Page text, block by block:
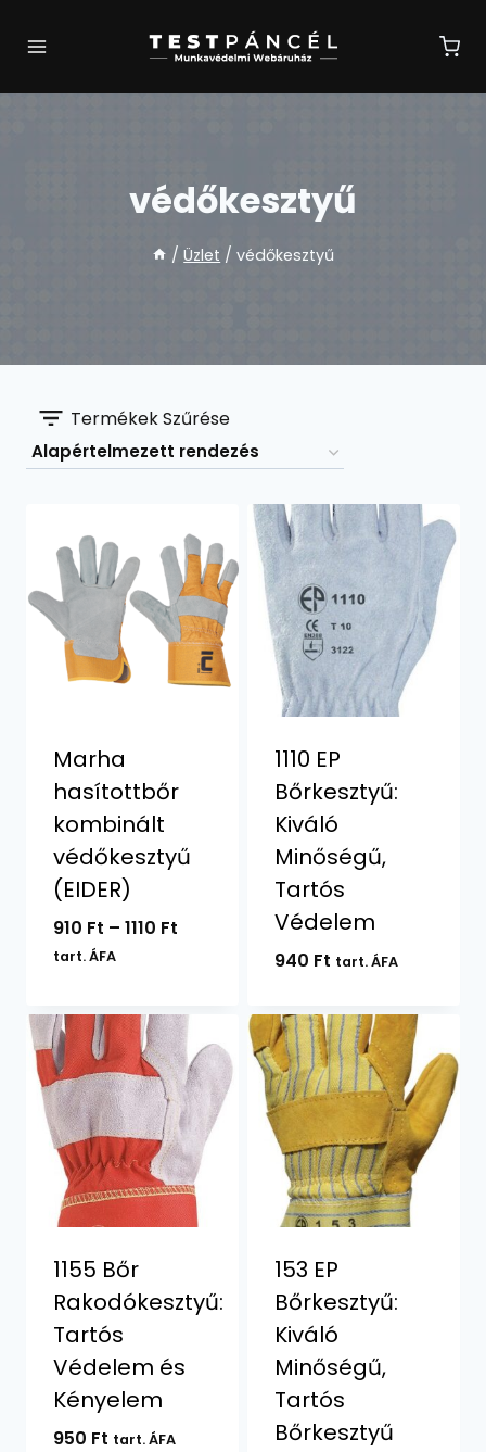
védőkesztyű
/ Üzlet / védőkesztyű
Termékek Szűrése
Marha
hasítottbőr
kombinált
védőkesztyű
(EIDER)
910 Ft – 1110 FtÁrtartomány:
1110 Ft
tart. ÁFA
1110 EP
Bőrkesztyű:
Kiváló
Minőségű,
Tartós
Védelem
940 Ft tart. ÁFA
1155 Bőr
Rakodókesztyű:
Tartós
Védelem és
Kényelem
950 Ft tart. ÁFA
153 EP
Bőrkesztyű:
Kiváló
Minőségű,
Tartós
Bőrkesztyű